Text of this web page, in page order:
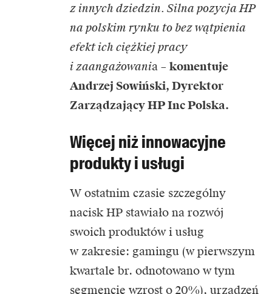
z innych dziedzin. Silna pozycja HP
na polskim rynku to bez wątpienia
efekt ich ciężkiej pracy
i zaangażowania – komentuje
Andrzej Sowiński, Dyrektor
Zarządzający HP Inc Polska.
Więcej niż innowacyjne
produkty i usługi
W ostatnim czasie szczególny
nacisk HP stawiało na rozwój
swoich produktów i usług
w zakresie: gamingu (w pierwszym
kwartale br. odnotowano w tym
segmencie wzrost o 20%), urządzeń